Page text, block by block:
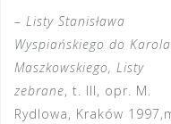
– Listy Stanisława
Wyspiańskiego do Karola
Maszkowskiego, Listy
zebrane, t. III, opr. M.
Rydlowa, Kraków